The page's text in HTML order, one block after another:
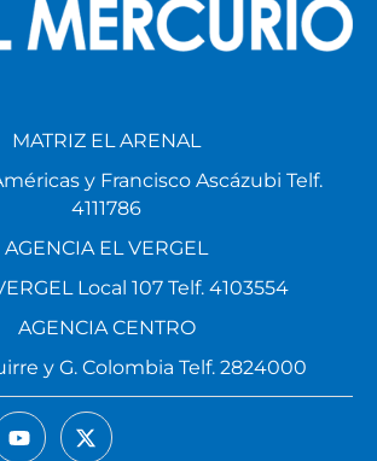
MATRIZ EL ARENAL
y Francisco Ascázubi Telf.
4111786
AGENCIA EL VERGEL
Local 107 Telf. 4103554
AGENCIA CENTRO
y G. Colombia Telf. 2824000